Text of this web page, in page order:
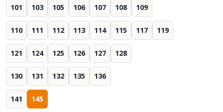
101 103 105 106 107 108 109
110 111 112 113 114 115 117 119
121 124 125 126 127 128
130 131 132 135 136
141 145